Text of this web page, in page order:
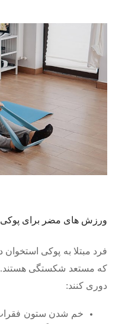
ورزش های مضر برای پوکی
فرد مبتلا به پوکی
که مستعد شکستگی هستند.
دوری کنند:
خم شدن ستون